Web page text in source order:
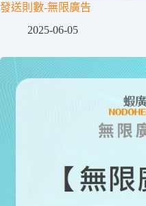
發送則數-無限廣告
2025-06-05